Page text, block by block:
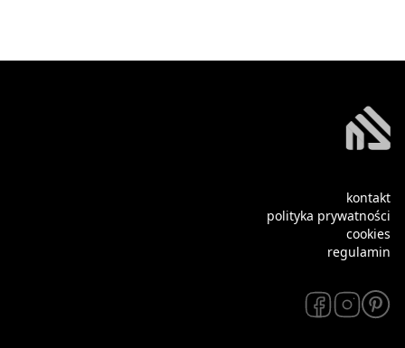
kontakt
polityka prywatności
cookies
regulamin